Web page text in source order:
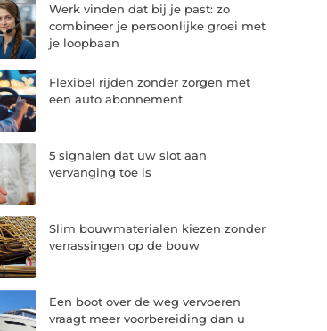
Werk vinden dat bij je past: zo
combineer je persoonlijke groei met
je loopbaan
Flexibel rijden zonder zorgen met
een auto abonnement
5 signalen dat uw slot aan
vervanging toe is
Slim bouwmaterialen kiezen zonder
verrassingen op de bouw
Een boot over de weg vervoeren
vraagt meer voorbereiding dan u